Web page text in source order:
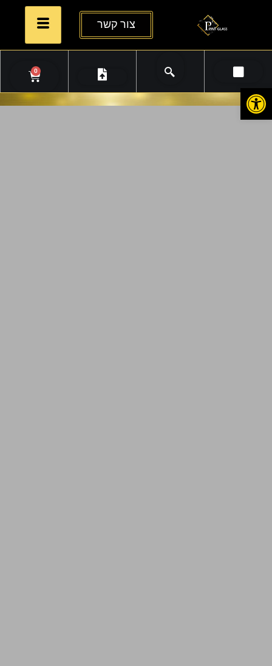
צור קשר
0
פתח סרגל נגישות